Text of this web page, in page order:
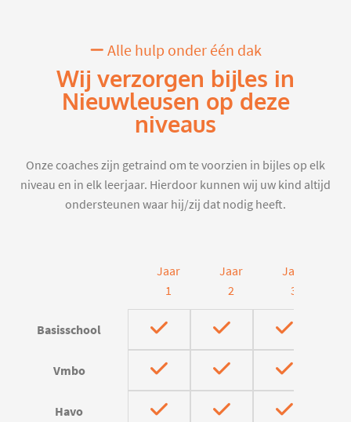
Alle hulp onder één dak
Wij verzorgen bijles in
Nieuwleusen op deze
niveaus
Onze coaches zijn getraind om te voorzien in bijles op elk
niveau en in elk leerjaar. Hierdoor kunnen wij uw kind altijd
ondersteunen waar hij/zij dat nodig heeft.
Jaar
1
Jaar
2
Jaar
3
Basisschool
Vmbo
Havo